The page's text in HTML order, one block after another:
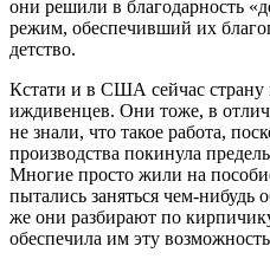
они решили в благодарность
режим, обеспечивший их
детство.
Кстати и в США сейчас страну
иждивенцев. Они тоже, в
не знали, что такое работа,
производства покинула
Многие просто жили на
пытались заняться чем-
же они разбирают по
обеспечила им эту